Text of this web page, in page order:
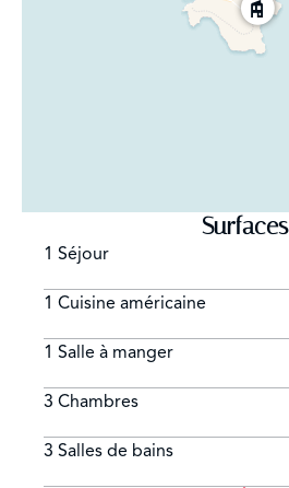
Surfaces
1 Séjour
1 Cuisine américaine
1 Salle à manger
3 Chambres
3 Salles de bains